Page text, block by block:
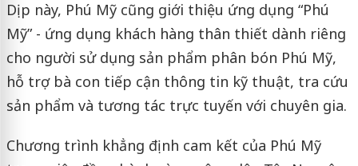
Dịp này, Phú Mỹ cũng giới thiệu ứng dụng “Phú
Mỹ” - ứng dụng khách hàng thân thiết dành riêng
cho người sử dụng sản phẩm phân bón Phú Mỹ,
hỗ trợ bà con tiếp cận thông tin kỹ thuật, tra cứu
sản phẩm và tương tác trực tuyến với chuyên gia.
Chương trình khẳng định cam kết của Phú Mỹ